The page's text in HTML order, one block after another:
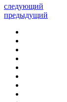
следующий
предыдущий